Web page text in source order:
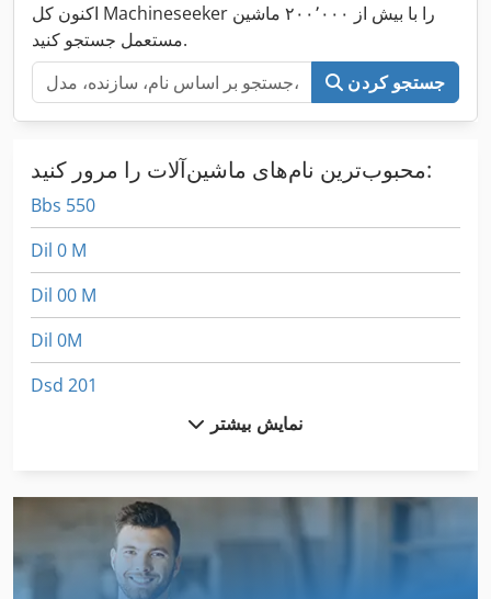
اکنون کل Machineseeker را با بیش از ۲۰۰٬۰۰۰ ماشین
مستعمل جستجو کنید.
جستجو کردن
محبوب‌ترین نام‌های ماشین‌آلات را مرور کنید:
Bbs 550
Dil 0 M
Dil 00 M
Dil 0M
Dsd 201
T 40 E
نمایش بیشتر